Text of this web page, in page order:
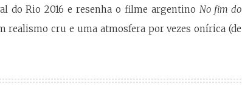
do Rio 2016 e resenha o filme argentinoNo fim do
cru e uma atmosfera por vezes onírica (de